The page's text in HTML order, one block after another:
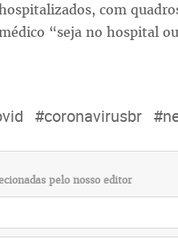
com
“seja no hospital
#coronavirusbr
pelo nosso editor